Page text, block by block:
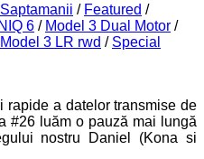
/ Featured /
6 / Model 3 Dual Motor /
Model 3 LR rwd / Special
rapide a datelor transmise de
#26 luăm o pauză mai lungă
nostru Daniel (Kona si